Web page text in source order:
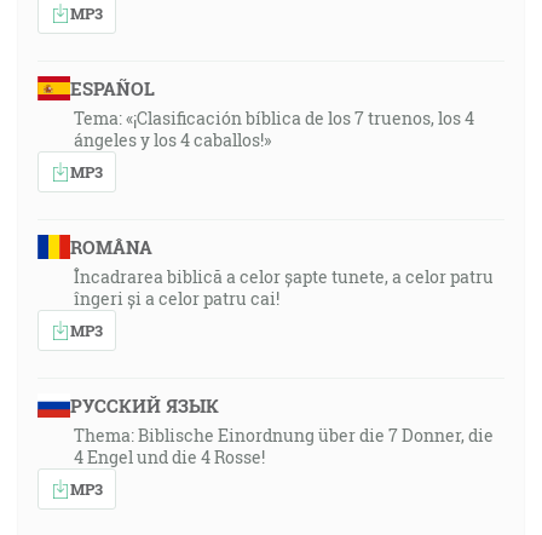
MP3
ESPAÑOL
Tema: «¡Clasificación bíblica de los 7 truenos, los 4
ángeles y los 4 caballos!»
MP3
ROMÂNA
Încadrarea biblică a celor șapte tunete, a celor patru
îngeri și a celor patru cai!
MP3
РУССКИЙ ЯЗЫК
Thema: Biblische Einordnung über die 7 Donner, die
4 Engel und die 4 Rosse!
MP3